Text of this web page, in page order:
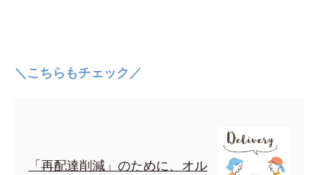
＼こちらもチェック／
「再配達削減」のために、オル